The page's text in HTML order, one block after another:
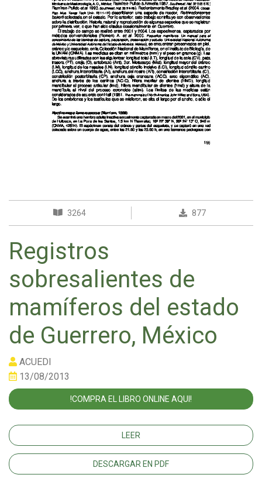
3264 877
Registros
sobresalientes de
mamíferos del estado
de Guerrero, México
ACUEDI
13/08/2013
!COMPRA EL LIBRO ONLINE AQUI!
LEER
DESCARGAR EN PDF